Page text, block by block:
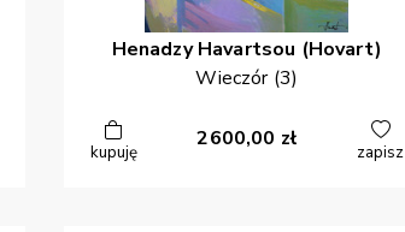
Henadzy Havartsou (Hovart)
Wieczór (3)
kupuję
2600,00 zł
zapisz